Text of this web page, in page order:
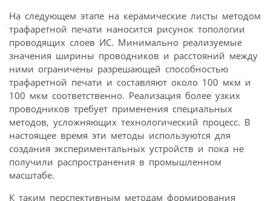
На следующем этапе на керамические листы методом
трафаретной печати наносится рисунок топологии
проводящих слоев ИС. Минимально реализуемые
значения ширины проводников и расстояний между
ними ограничены разрешающей способностью
трафаретной печати и составляют около 100 мкм и
100 мкм соответственно. Реализация более узких
проводников требует применения специальных
методов, усложняющих технологический процесс. В
настоящее время эти методы используются для
создания экспериментальных устройств и пока не
получили распространения в промышленном
масштабе.
К таким перспективным методам формирования